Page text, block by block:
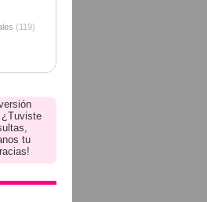
(119)
¿Tuviste
tu